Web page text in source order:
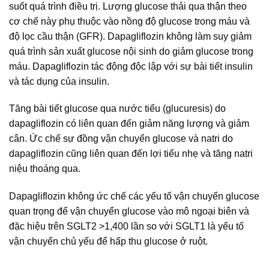
suốt quá trình điều trị. Lượng glucose thải qua thận theo
cơ chế này phụ thuộc vào nồng độ glucose trong máu và
độ lọc cầu thận (GFR). Dapagliflozin không làm suy giảm
quá trình sản xuất glucose nội sinh do giảm glucose trong
máu. Dapagliflozin tác động độc lập với sự bài tiết insulin
và tác dụng của insulin.
Tăng bài tiết glucose qua nước tiểu (glucuresis) do
dapagliflozin có liên quan đến giảm năng lượng và giảm
cân. Ức chế sự đồng vận chuyển glucose và natri do
dapagliflozin cũng liên quan đến lợi tiểu nhẹ và tăng natri
niệu thoáng qua.
Dapagliflozin không ức chế các yếu tố vận chuyển glucose
quan trọng để vận chuyển glucose vào mô ngoại biên và
đặc hiệu trên SGLT2 >1,400 lần so với SGLT1 là yếu tố
vận chuyển chủ yếu để hấp thu glucose ở ruột.